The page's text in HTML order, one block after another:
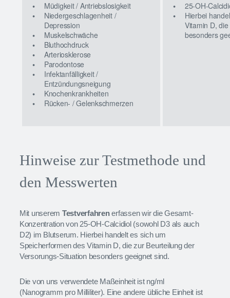
Müdigkeit / Antriebslosigkeit
Niedergeschlagenheit /
Depression
Muskelschwäche
Bluthochdruck
Arteriosklerose
Parodontose
Infektanfälligkeit /
Entzündungsneigung
Knochenkrankheiten
Rücken- / Gelenkschmerzen
25-OH-
Hierbei
Vitamin D,
besonders
Hinweise zur Testmethode und
den Messwerten
Mit unserem Testverfahrenerfassen wir die Gesamt-
Konzentration von 25-OH-Calcidiol (sowohl D3 als auch
D2) im Blutserum. Hierbei handelt es sich um
Speicherformen des Vitamin D, die zur Beurteilung der
Versorungs-Situation besonders geeignet sind.
Die von uns verwendete Maßeinheit ist ng/ml
(Nanogramm pro Milliliter). Eine andere übliche Einheit ist